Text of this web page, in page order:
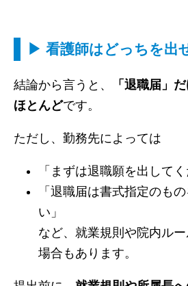
▶ 看護師はどっちを出
結論から言うと、
「退職届」
ほとんどです。
ただし、勤務先によっては
「まずは退職願を出してく
「退職届は書式指定のも
い」
など、就業規則や院内ル
場合もあります。